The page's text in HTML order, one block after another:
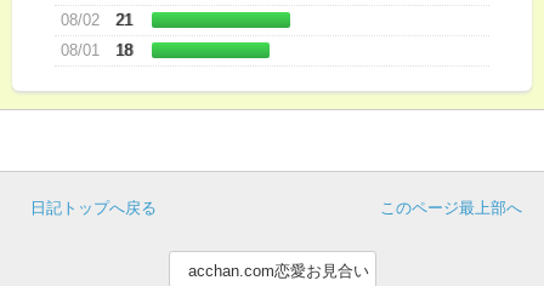
08/02
21
08/01
18
このページ最上部へ
日記トップへ戻る